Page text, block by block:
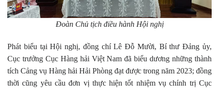
Đoàn Chủ tịch điều hành Hội nghị
Phát biểu tại Hội nghị, đồng chí Lê Đỗ Mười, Bí thư Đảng ủy,
Cục trưởng Cục Hàng hải Việt Nam đã biểu dương những thành
tích Cảng vụ Hàng hải Hải Phòng đạt được trong năm 2023; đồng
thời cũng yêu cầu đơn vị thực hiện tốt nhiệm vụ chính trị Cục